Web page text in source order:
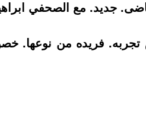
جديد. مع الصحفي
تجربه. فريده من نوعها.